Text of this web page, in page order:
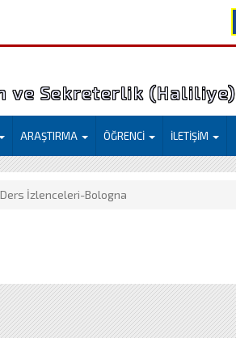
ve Sekreterlik (Haliliye)
ARAŞTIRMA ÖĞRENCİ İLETİŞİM
Ders İzlenceleri-Bologna